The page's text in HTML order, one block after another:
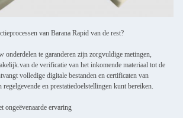
van Barana Rapid van de rest?
onderdelen te garanderen zijn zorgvuldige metingen,
de verificatie van het inkomende materiaal tot de
volledige digitale bestanden en certificaten van
en prestatiedoelstellingen kunt bereiken.
ongeëvenaarde ervaring